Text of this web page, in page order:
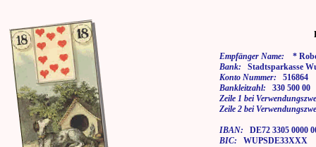
Empfänger Name: *
Bank: Stadtsparkasse
Konto Nummer: 516864
Bankleitzahl: 330 500 00
Zeile 1 bei
Zeile 2 bei
IBAN: DE72 3305 0000
BIC: WUPSDE33XXX